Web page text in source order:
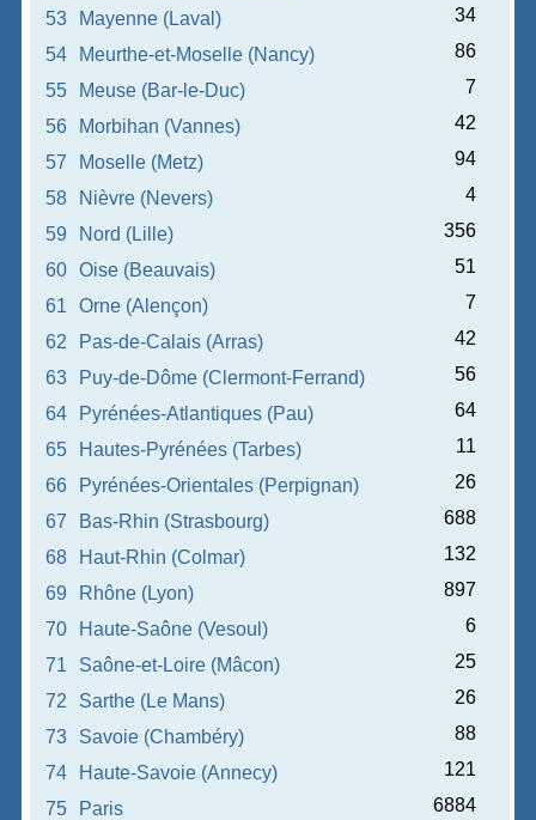
53
Mayenne (Laval)
34
54
Meurthe-et-Moselle (Nancy)
86
55
Meuse (Bar-le-Duc)
7
56
Morbihan (Vannes)
42
57
Moselle (Metz)
94
58
Nièvre (Nevers)
4
59
Nord (Lille)
356
60
Oise (Beauvais)
51
61
Orne (Alençon)
7
62
Pas-de-Calais (Arras)
42
63
Puy-de-Dôme (Clermont-Ferrand)
56
64
Pyrénées-Atlantiques (Pau)
64
65
Hautes-Pyrénées (Tarbes)
11
66
Pyrénées-Orientales (Perpignan)
26
67
Bas-Rhin (Strasbourg)
688
68
Haut-Rhin (Colmar)
132
69
Rhône (Lyon)
897
70
Haute-Saône (Vesoul)
6
71
Saône-et-Loire (Mâcon)
25
72
Sarthe (Le Mans)
26
73
Savoie (Chambéry)
88
74
Haute-Savoie (Annecy)
121
75
Paris
6884